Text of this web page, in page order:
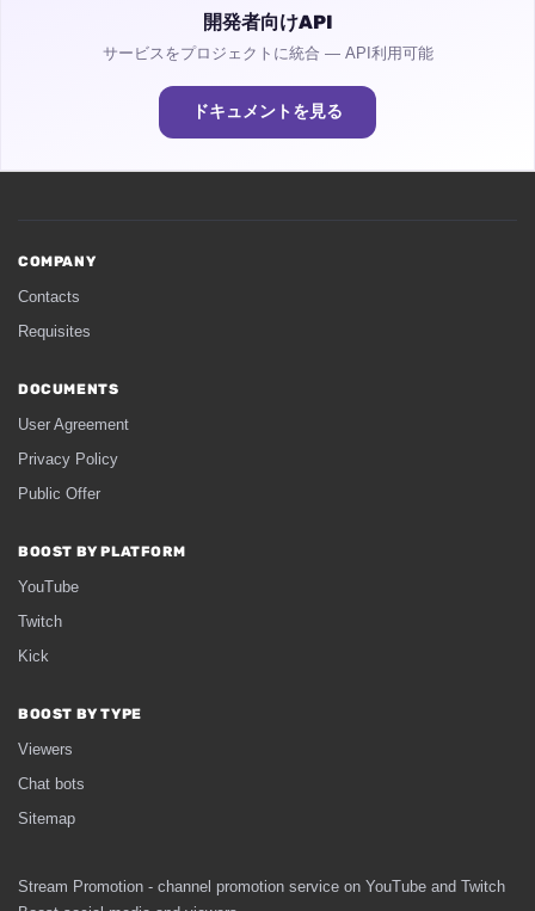
開発者向けAPI
サービスをプロジェクトに統合 — API利用可能
ドキュメントを見る
COMPANY
Contacts
Requisites
DOCUMENTS
User Agreement
Privacy Policy
Public Offer
BOOST BY PLATFORM
YouTube
Twitch
Kick
BOOST BY TYPE
Viewers
Chat bots
Sitemap
Stream Promotion - channel promotion service on YouTube and Twitch